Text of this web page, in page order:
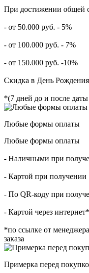
При достижении общей
- от 50.000 руб. - 5%
- от 100.000 руб. - 7%
- от 150.000 руб. -10%
Скидка в День
*(7 дней до и после
Любые формы оплаты
Любые формы оплаты
- Наличными при
- Картой при получении
- По QR-коду при
- Картой через интернет*
*по ссылке от
заказа
Примерка перед